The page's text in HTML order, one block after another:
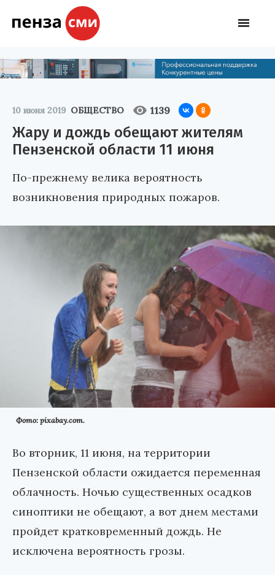
10 июня 2019 ОБЩЕСТВО 1139
Жару и дождь обещают жителям
Пензенской области 11 июня
По-прежнему велика вероятность
возникновения природных пожаров.
Фото: pixabay.com.
Во вторник, 11 июня, на территории
Пензенской области ожидается переменная
облачность. Ночью существенных осадков
синоптики не обещают, а вот днем местами
пройдет кратковременный дождь. Не
исключена вероятность грозы.